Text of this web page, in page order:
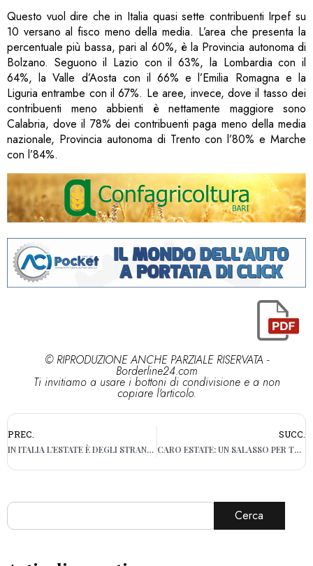
Questo vuol dire che in Italia quasi sette contribuenti Irpef su
10 versano al fisco meno della media. L’area che presenta la
percentuale più bassa, pari al 60%, è la Provincia autonoma di
Bolzano. Seguono il Lazio con il 63%, la Lombardia con il
64%, la Valle d’Aosta con il 66% e l’Emilia Romagna e la
Liguria entrambe con il 67%. Le aree, invece, dove il tasso dei
contribuenti meno abbienti è nettamente maggiore sono
Calabria, dove il 78% dei contribuenti paga meno della media
nazionale, Provincia autonoma di Trento con l’80% e Marche
con l’84%.
© RIPRODUZIONE ANCHE PARZIALE RISERVATA -
Borderline24.com
Ti invitiamo a usare i bottoni di condivisione e a non
copiare l'articolo.
PREC.
IN ITALIA L’ESTATE È DEGLI STRANIERI: È LUGLIO IL MESE PREFERITO
SUCC.
CARO ESTATE: UN SALASSO PER TRASPORTI, HOTEL E LIDI
Cerca